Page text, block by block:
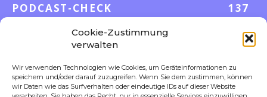
Cookie-Zustimmung
verwalten
Wir verwenden Technologien wie Cookies, um Geräteinformationen zu
speichern und/oder darauf zuzugreifen. Wenn Sie dem zustimmen, können
wir Daten wie das Surfverhalten oder eindeutige IDs auf dieser Website
PODCAST-CHECK
137
GELD & KARRIERE
43
S-POOL VORTEILE
35